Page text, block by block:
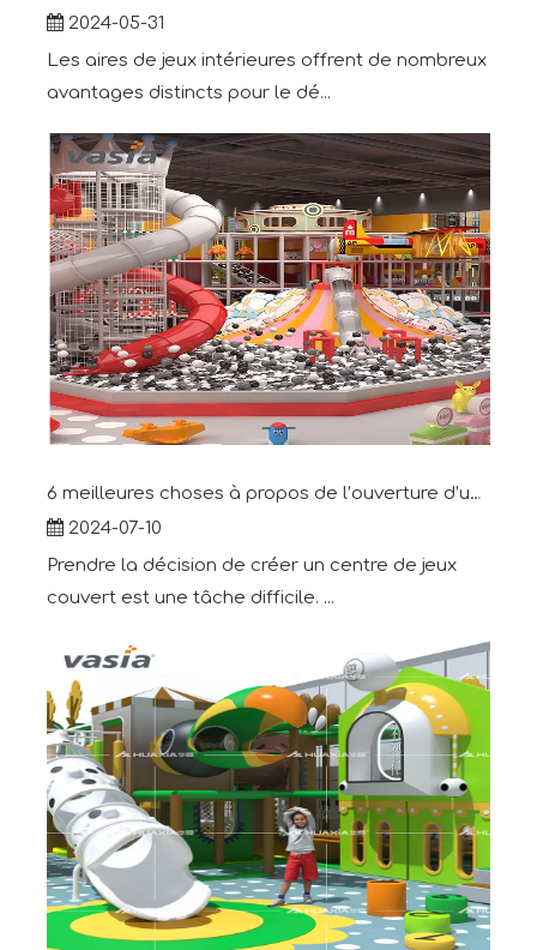
2024-05-31
Les aires de jeux intérieures offrent de nombreux
avantages distincts pour le dé...
6 meilleures choses à propos de l’ouverture d’un centre de jeux intérieur
2024-07-10
Prendre la décision de créer un centre de jeux
couvert est une tâche difficile. ...